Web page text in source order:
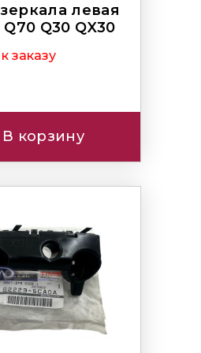
левая
Q30 QX30
заказу
В корзину